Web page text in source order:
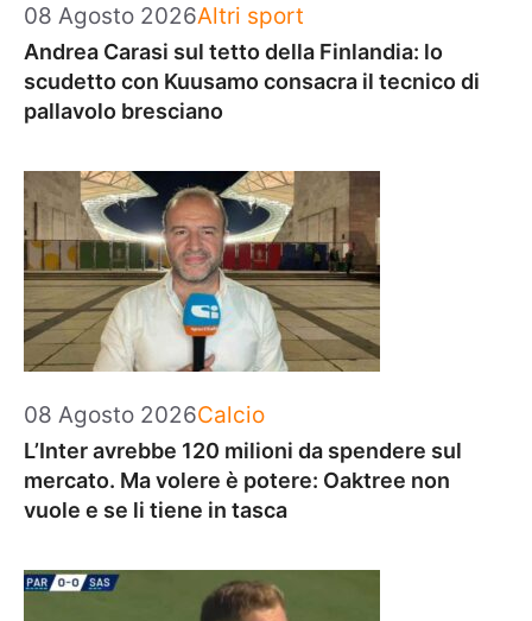
08 Agosto 2026Categorie
Altri sport
Andrea Carasi sul tetto della Finlandia: lo
scudetto con Kuusamo consacra il tecnico di
pallavolo bresciano
08 Agosto 2026Categorie
Calcio
L’Inter avrebbe 120 milioni da spendere sul
mercato. Ma volere è potere: Oaktree non
vuole e se li tiene in tasca